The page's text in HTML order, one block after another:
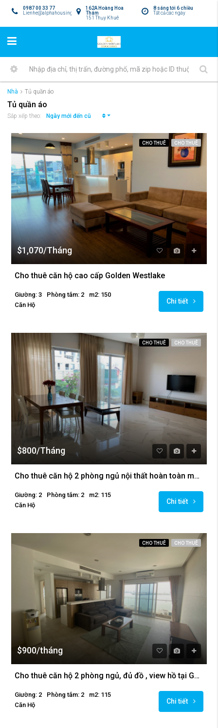
8 sáng tới 6 chiều
Tất cả các ngày
162A Hoàng Hoa
Thám
151 Thụy Khuê
0987 00 33 77
Lienhe@alphahousing.vn
Nhà Tủ quần áo
Tủ quần áo
Sắp xếp theo: Ngày mới đến cũ
CHO THUÊ CHO THUÊ
$1,070/Tháng
Cho thuê căn hộ cao cấp Golden Westlake
Giường: 3 Phòng tắm: 2
m2: 150
Căn Hộ
Chi tiết
CHO THUÊ CHO THUÊ
$800/Tháng
Cho thuê căn hộ 2 phòng ngủ nội thất hoàn toàn mới tại Golden Westlake
Giường: 2 Phòng tắm: 2
m2: 115
Căn Hộ
Chi tiết
CHO THUÊ CHO THUÊ
$900/tháng
Cho thuê căn hộ 2 phòng ngủ, đủ đồ , view hồ tại Golden Westlake.
Giường: 2 Phòng tắm: 2
m2: 115
Căn Hộ
Chi tiết